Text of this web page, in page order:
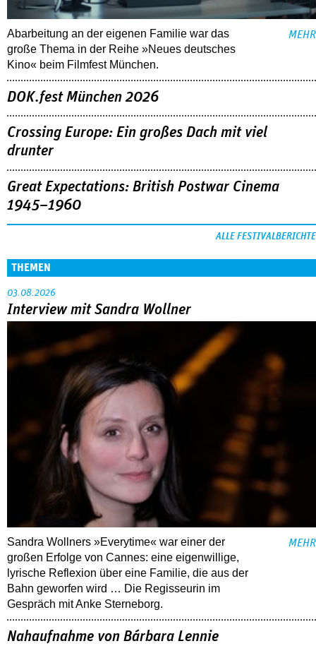
Abarbeitung an der eigenen Familie war das
große Thema in der Reihe »Neues deutsches
Kino« beim Filmfest München.
MEHR
DOK.fest München 2026
Crossing Europe: Ein großes Dach mit viel
drunter
Great Expectations: British Postwar Cinema
1945–1960
ALLE FESTIVALBERICHTE
THEMEN
03.08.2026
Interview mit Sandra Wollner
Sandra Wollners »Everytime« war einer der
großen Erfolge von Cannes: eine eigenwillige,
lyrische Reflexion über eine ­Familie, die aus der
Bahn geworfen wird … Die Regisseurin im
Gespräch mit Anke Sterneborg.
MEHR
Nahaufnahme von Bárbara Lennie